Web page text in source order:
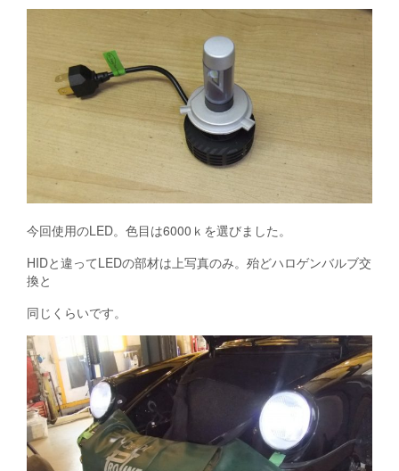
今回使用のLED。色目は6000ｋを選びました。
HIDと違ってLEDの部材は上写真のみ。殆どハロゲンバルブ交
換と
同じくらいです。